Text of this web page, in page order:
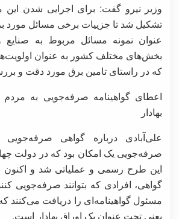
وزیر نیرو گفت: برای اجرایی شدن این
تشکیل شد تا جزییات برخی مسائل مورد
عنوان نمونه مسائل مربوط به
بخش‌های مختلف کشور به عنوان
که در راستای تامین برق مورد دقت و
اعطای گواهینامه صرفه‌جویی به
بهادار
علی‌آبادی درباره گواهی
صرفه‌جویی یک امکان بود که در دولت
این طرح رسمی و عملیاتی شد و اکنون
گواهی، افرادی که بتوانند صرفه‌جویی
مسئول گواهینامه‌ای را دریافت می‌کنند
یعنی تحت عنوان یک اوراق بهادار است.